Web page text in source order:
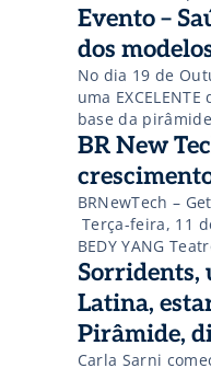
Saúde ABC,
a HapVida e no
Evento –
dos
No dia 19 de
uma
base da
de franquias
também José
[…]
BR New
BRNewTech –
Terça-feira, 11
BEDY YANG
Paulo(map)
hotter on the
[…]
Sorridents,
Latina,
Pirâmide,
Carla Sarni